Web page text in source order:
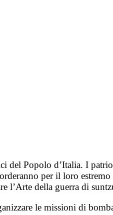
del Popolo d’Italia. I
per il loro
l’Arte della guerra di
le missioni di